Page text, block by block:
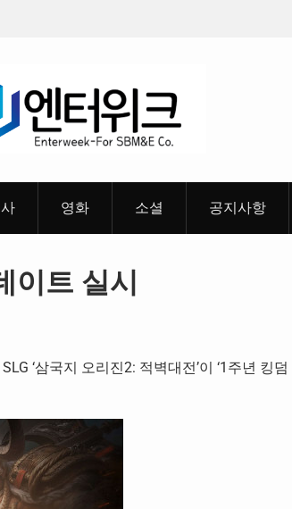
)
영화 소셜 공지사항
이트 실시
‘삼국지 오리진2: 적벽대전’이 ‘1주년 킹덤